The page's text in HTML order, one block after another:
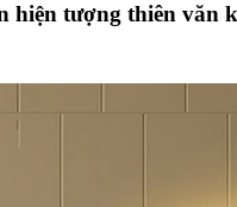
hiện tượng thiên văn